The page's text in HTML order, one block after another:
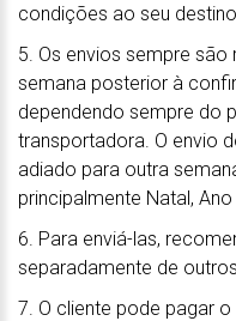
condições ao seu
5. Os envios sempre
semana posterior à
dependendo sempre do
transportadora. O envio
adiado para outra
principalmente Natal,
6. Para enviá-las,
separadamente de
7. O cliente pode pagar